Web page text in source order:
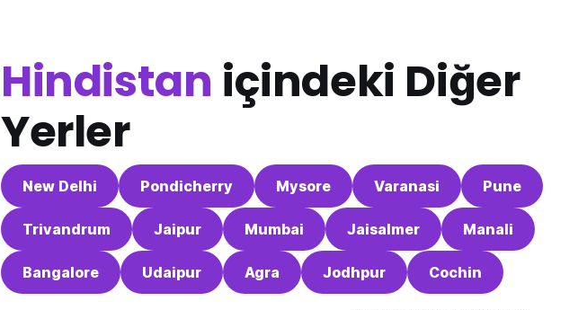
Hindistan içindeki Diğer
Yerler
New Delhi Pondicherry Mysore Varanasi Pune
Trivandrum Jaipur Mumbai Jaisalmer Manali
Bangalore Udaipur Agra Jodhpur Cochin